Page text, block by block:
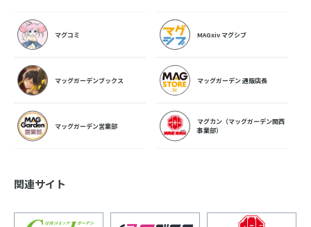
マグコミ MAGxiv マグシブ
マッグガーデンブックス マッグガーデン 通販店長
マッグガーデン営業部
マグカン（マッグガーデン関西
事業部）
関連サイト